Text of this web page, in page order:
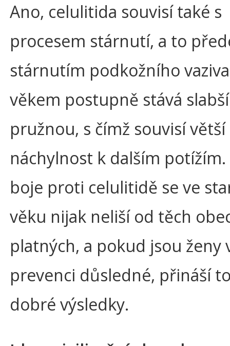
Ano, celulitida souvisí také s
procesem stárnutí, a to
stárnutím podkožního
věkem postupně stává
pružnou, s čímž souvisí větší
náchylnost k dalším
boje proti celulitidě se ve
věku nijak neliší od těch
platných, a pokud jsou ženy
prevenci důsledné, přináší
dobré výsledky.